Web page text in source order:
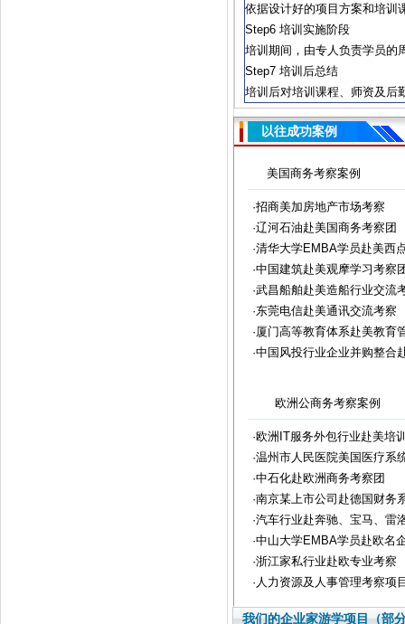
依据设计好的项目方案和培训
Step6 培训实施阶段
培训期间，由专人负责学员的
Step7 培训后总结
培训后对培训课程、师资及后
我们的企业家游学项目（部
以往成功案例
美国商务考察案例
·招商美加房地产市场考察
·辽河石油赴美国商务考察团
·清华大学EMBA学员赴美西
·中国建筑赴美观摩学习考察
·武昌船舶赴美造船行业交流
·东莞电信赴美通讯交流考察
·厦门高等教育体系赴美教育
·中国风投行业企业并购整合
欧洲公商务考察案例
·欧洲IT服务外包行业赴美培
·温州市人民医院美国医疗系
·中石化赴欧洲商务考察团
·南京某上市公司赴德国财务
·汽车行业赴奔驰、宝马、雷
·中山大学EMBA学员赴欧名
·浙江家私行业赴欧专业考察
·人力资源及人事管理考察项